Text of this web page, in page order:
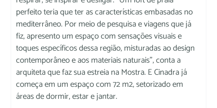
perfeito teria que ter as características embasadas no
mediterrâneo. Por meio de pesquisa e viagens que já
fiz, apresento um espaço com sensações visuais e
toques específicos dessa região, misturadas ao design
contemporâneo e aos materiais naturais”, conta a
arquiteta que faz sua estreia na Mostra. E Cinadra já
começa em um espaço com 72 m2, setorizado em
áreas de dormir, estar e jantar.